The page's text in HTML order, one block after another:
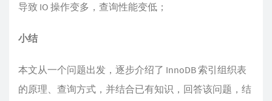
导致 IO 操作变多，查询性能变低；
小结
本文从一个问题出发，逐步介绍了 InnoDB 索引组织表
的原理、查询方式，并结合已有知识，回答该问题，结